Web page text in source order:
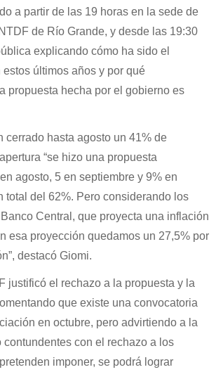
a partir de las 19 horas en la sede de
de Río Grande, y desde las 19:30
explicando cómo ha sido el
últimos años y por qué
propuesta hecha por el gobierno es
cerrado hasta agosto un 41% de
“se hizo una propuesta
agosto, 5 en septiembre y 9% en
total del 62%. Pero considerando los
Central, que proyecta una inflación
esa proyección quedamos un 27,5% por
destacó Giomi.
justificó el rechazo a la propuesta y la
que existe una convocatoria
en octubre, pero advirtiendo a la
con el rechazo a los
imponer, se podrá lograr